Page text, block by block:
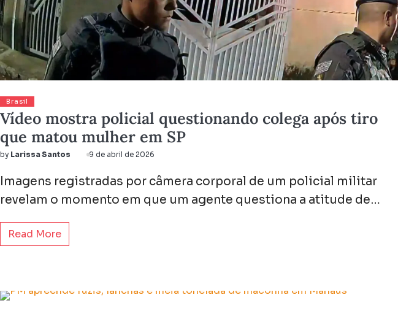
Brasil
Vídeo mostra policial questionando colega após tiro
que matou mulher em SP
by Larissa Santos 9 de abril de 2026
Imagens registradas por câmera corporal de um policial militar
revelam o momento em que um agente questiona a atitude de…
Read More